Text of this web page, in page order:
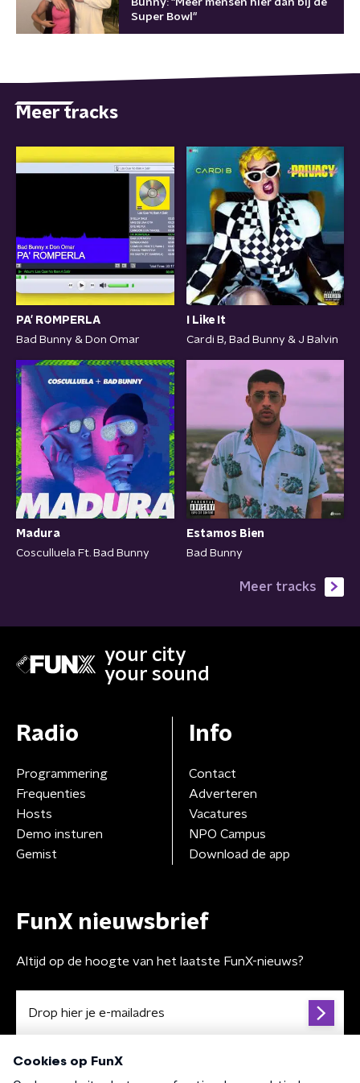
Bunny: "Meer mensen hier dan bij de
Super Bowl"
Meer tracks
PA' ROMPERLA
Bad Bunny & Don Omar
I Like It
Cardi B, Bad Bunny & J Balvin
Madura
Cosculluela Ft. Bad Bunny
Estamos Bien
Bad Bunny
Meer tracks
your city
your sound
Radio
Programmering
Frequenties
Hosts
Demo insturen
Gemist
Info
Contact
Adverteren
Vacatures
NPO Campus
Download de app
FunX nieuwsbrief
Altijd op de hoogte van het laatste FunX-nieuws?